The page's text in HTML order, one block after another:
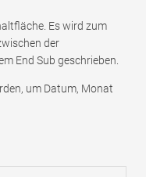
Es wird zum
der
End Sub geschrieben.
um Datum, Monat